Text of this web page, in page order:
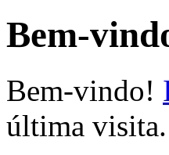
Bem-
Bem-vindo!
última visita.